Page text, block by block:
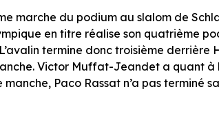
marche du podium au slalom de
en titre réalise son quatrième
termine donc troisième
Victor Muffat-Jeandet a quant
Paco Rassat n’a pas terminé